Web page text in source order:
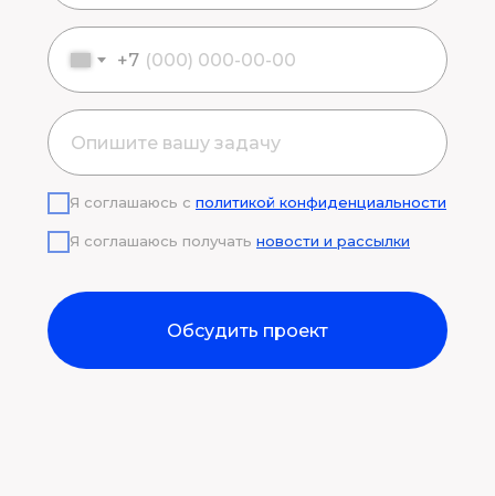
+7
Я соглашаюсь с политикой конфиденциальности
Я соглашаюсь получать новости и рассылки
Обсудить проект